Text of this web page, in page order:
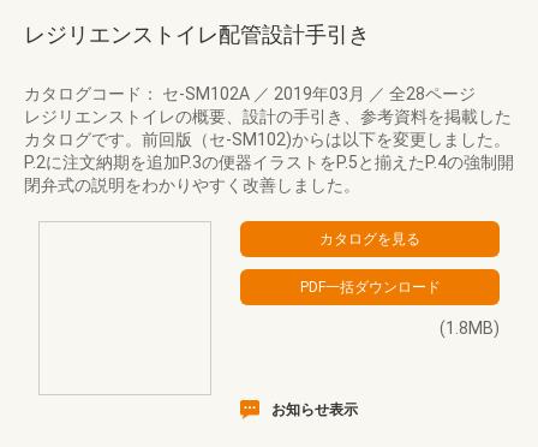
レジリエンストイレ配管設計手引き
カタログコード： セ-SM102A ／ 2019年03月 ／ 全28ページ
レジリエンストイレの概要、設計の手引き、参考資料を掲載した
カタログです。前回版（セ-SM102)からは以下を変更しました。
P.2に注文納期を追加P.3の便器イラストをP.5と揃えたP.4の強制開
閉弁式の説明をわかりやすく改善しました。
(1.8MB)
お知らせ表示